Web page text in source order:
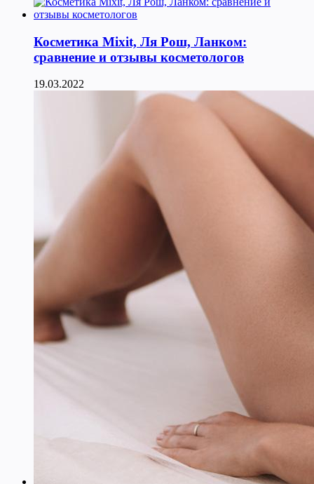
Косметика Мixit, Ля Рош, Ланком:
сравнение и отзывы косметологов
19.03.2022